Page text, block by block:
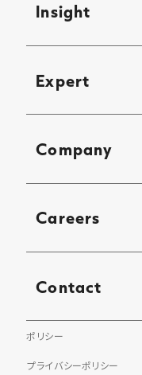
Insight
Expert
Company
Careers
Contact
ポリシー
プライバシーポリシー